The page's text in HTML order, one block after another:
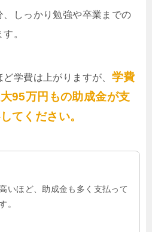
しっかり勉強や卒業までの
。
学費は上がりますが、 学費
95万円もの助成金が支
てください。
いほど、助成金も多く支払って
。